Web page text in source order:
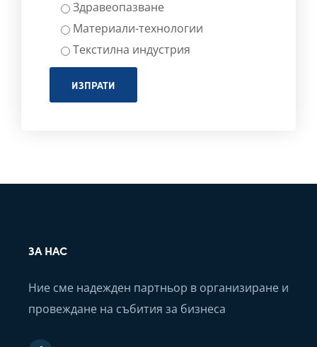
Здравеопазване
Материали-технологии
Текстилна индустрия
ИЗПРАТИ
ЗА НАС
Ние сме надежден партньор в организиране и
провеждане на събития за бизнеса